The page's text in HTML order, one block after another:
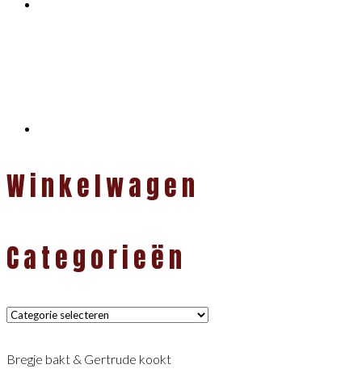
Winkelwagen
Categorieën
Categorieën
Bregje bakt & Gertrude kookt